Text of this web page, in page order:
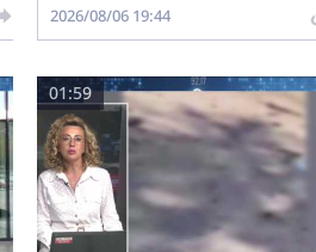
2026/08/06 19:44
01:59